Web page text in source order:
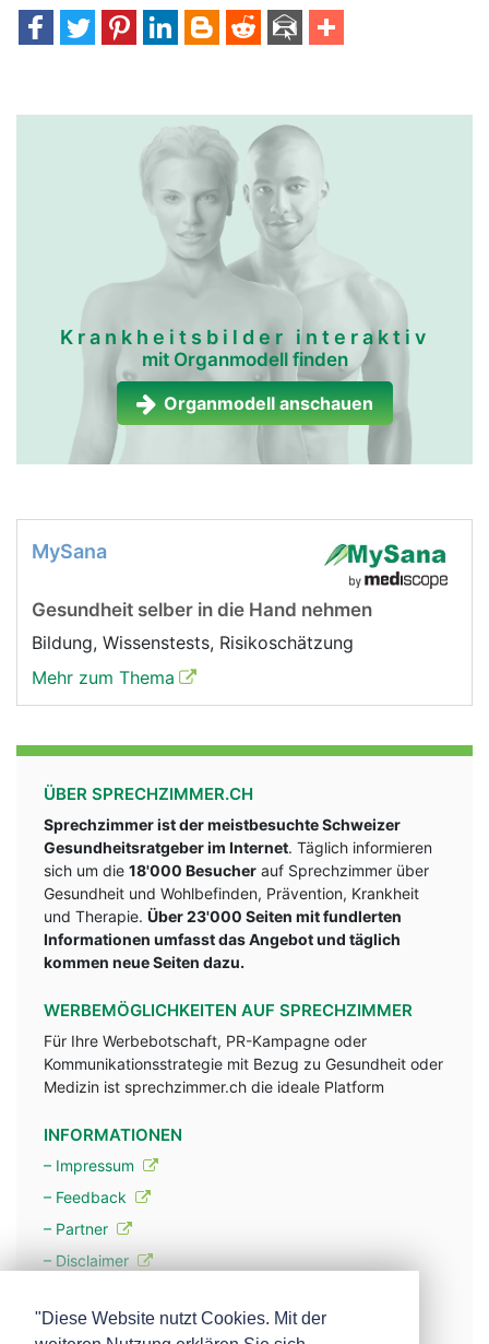
Krankheitsbilder interaktiv
mit Organmodell finden
Organmodell anschauen
MySana
Gesundheit selber in die Hand nehmen
Bildung, Wissenstests, Risikoschätzung
Mehr zum Thema
ÜBER SPRECHZIMMER.CH
Sprechzimmer ist der meistbesuchte Schweizer
Gesundheitsratgeber im Internet. Täglich informieren
sich um die 18'000 Besucher auf Sprechzimmer über
Gesundheit und Wohlbefinden, Prävention, Krankheit
und Therapie. Über 23'000 Seiten mit fundlerten
Informationen umfasst das Angebot und täglich
kommen neue Seiten dazu.
WERBEMÖGLICHKEITEN AUF SPRECHZIMMER
Für Ihre Werbebotschaft, PR-Kampagne oder
Kommunikationsstrategie mit Bezug zu Gesundheit oder
Medizin ist sprechzimmer.ch die ideale Platform
INFORMATIONEN
– Impressum
– Feedback
– Partner
– Disclaimer
"Diese Website nutzt Cookies. Mit der